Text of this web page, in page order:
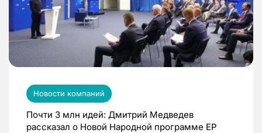
Новости компаний
Почти 3 млн идей: Дмитрий Медведев
рассказал о Новой Народной программе ЕР